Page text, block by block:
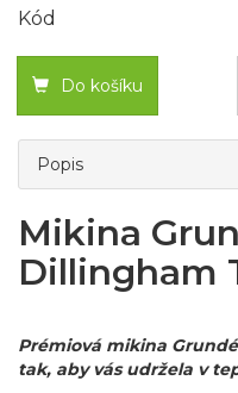
Kód
Do košíku
Popis
Mikina
Dillingham
Prémiová mikina
tak, aby vás udržela v